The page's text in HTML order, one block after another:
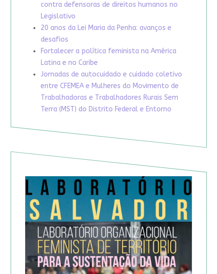
contra defensoras de direitos humanos no
Legislativo
20 anos da Lei Maria da Penha: avanços e
desafios
Fortalecer a política feminista na América
Latina e no Caribe
Jornadas de autocuidado e cuidado coletivo
entre CFEMEA e Mulheres do Movimento de
Trabalhadoras e Trabalhadores Rurais Sem
Terra (MST) do Distrito Federal e Entorno